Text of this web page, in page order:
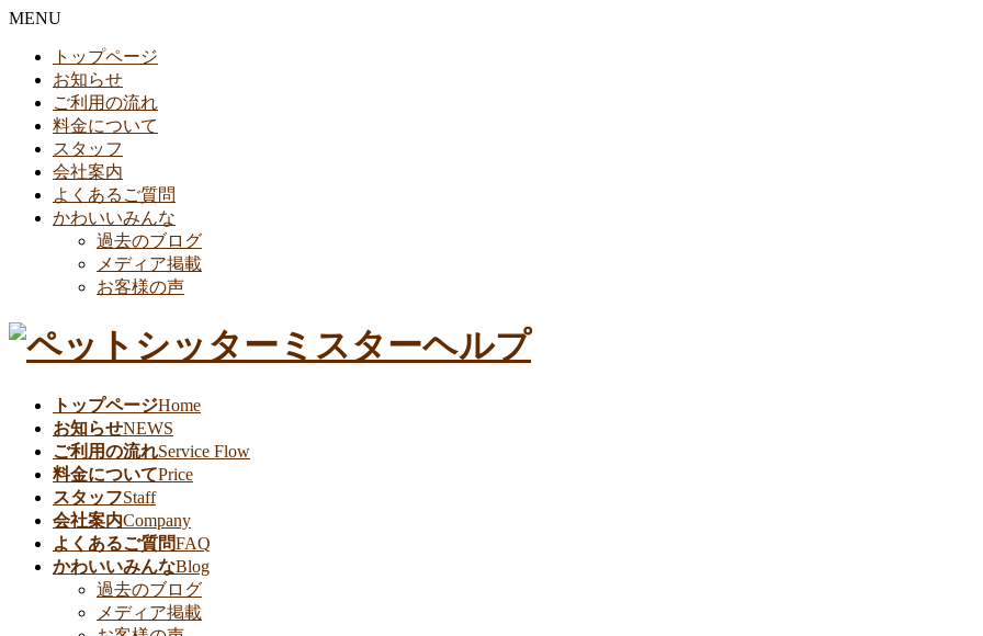
MENU
トップページ
お知らせ
ご利用の流れ
料金について
スタッフ
会社案内
よくあるご質問
かわいいみんな
過去のブログ
メディア掲載
お客様の声
トップページHome
お知らせNEWS
ご利用の流れService Flow
料金についてPrice
スタッフStaff
会社案内Company
よくあるご質問FAQ
かわいいみんなBlog
過去のブログ
メディア掲載